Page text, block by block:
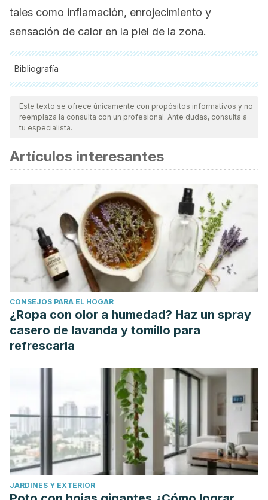
tales como inflamación, enrojecimiento y
sensación de calor en la piel de la zona.
Bibliografía
Todas las fuentes citadas fueron revisadas a profundidad por
nuestro equipo, para asegurar su calidad, confiabilidad,
vigencia y validez.La bibliografía de este artículo fue
científica.
Bannura G. Enfermedad pilonidal sacro-coccígea: factores
de riesgo y tratamiento quirúrgico. Rev Chil Cir. 2011; 63(5):
Emerson S, Speece A. Manipulation of the coccyx with
anesthesia for the management of coccydynia. J Am
Osteopath Assoc. 2012; 112: 805-807.
Navarro Navarro R, Navarro García R, Santana Suárez R,
Barroso Rosa S. Coccigodinia. Situación actual, diagnóstico
y tratamiento. Canarias médica y quirúrgica. 2011; 2: 28-37
Ortega Sánchez-Pinilla R. ¿Cuáles son los ejercicios
indicados en la lumbalgia crónica y en la hernia discal?
Patel R, Appannagari A, Whang P. Coccydynia. Curr Rev
Musculoskelet Med. 2008; 1(3-4): 223-226.
Rivero Torres R, Álvarez Fiallo R. Hernia discal lumbar:
algunos aspectos del diagnóstico. Rev Cub Med Mil. 2004;
33(2). Disponible en: http://scielo.sld.cu/scielo.php?
script=sci_arttext&pid=S0138-
65572004000200003&lng=es.
Este texto se ofrece únicamente con propósitos informativos y no
reemplaza la consulta con un profesional. Ante dudas, consulta a
tu especialista.
Artículos interesantes
CONSEJOS PARA EL HOGAR
¿Ropa con olor a humedad? Haz un spray
casero de lavanda y tomillo para
refrescarla
JARDINES Y EXTERIOR